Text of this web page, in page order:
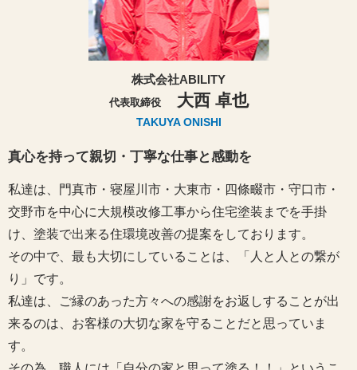
株式会社ABILITY
代表取締役 大西 卓也
TAKUYA ONISHI
真心を持って親切・丁寧な仕事と感動を
私達は、門真市・寝屋川市・大東市・四條畷市・守口市・
交野市を中心に大規模改修工事から住宅塗装までを手掛
け、塗装で出来る住環境改善の提案をしております。
その中で、最も大切にしていることは、「人と人との繋が
り」です。
私達は、ご縁のあった方々への感謝をお返しすることが出
来るのは、お客様の大切な家を守ることだと思っていま
す。